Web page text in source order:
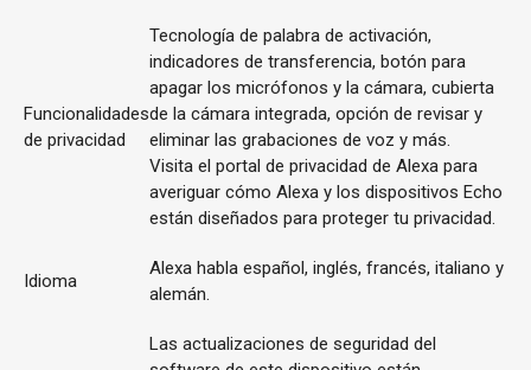
Funcionalidades
de privacidad
Tecnología de palabra de activación,
indicadores de transferencia, botón para
apagar los micrófonos y la cámara, cubierta
de la cámara integrada, opción de revisar y
eliminar las grabaciones de voz y más.
Visita el portal de privacidad de Alexa para
averiguar cómo Alexa y los dispositivos Echo
están diseñados para proteger tu privacidad.
Idioma
Alexa habla español, inglés, francés, italiano y
alemán.
Las actualizaciones de seguridad del